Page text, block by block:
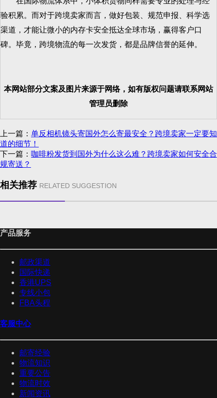
验积累。而对于跨境卖家而言，做好包装、规范申报、科学选
渠道，才能让微小的内存卡安全抵达全球市场，赢得客户口
碑。毕竟，跨境物流的每一次发货，都是品牌信誉的延伸。
本网站部分文案及图片来源于网络，如有版权问题请联系网站
管理员删除
上一篇： 单反相机镜头寄国外怎么寄最安全？跨境卖家一定要知
道的细节！
下一篇： 咖啡粉发货到国外为什么这么难？跨境卖家如何安全合
规寄送？
相关推荐 RELATED SUGGESTION
产品服务
邮政渠道
国际快递
香港UPS
专线小包
FBA头程
客服中心
邮寄经验
物流知识
重要公告
物流时效
新闻资讯